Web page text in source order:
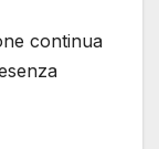
continua